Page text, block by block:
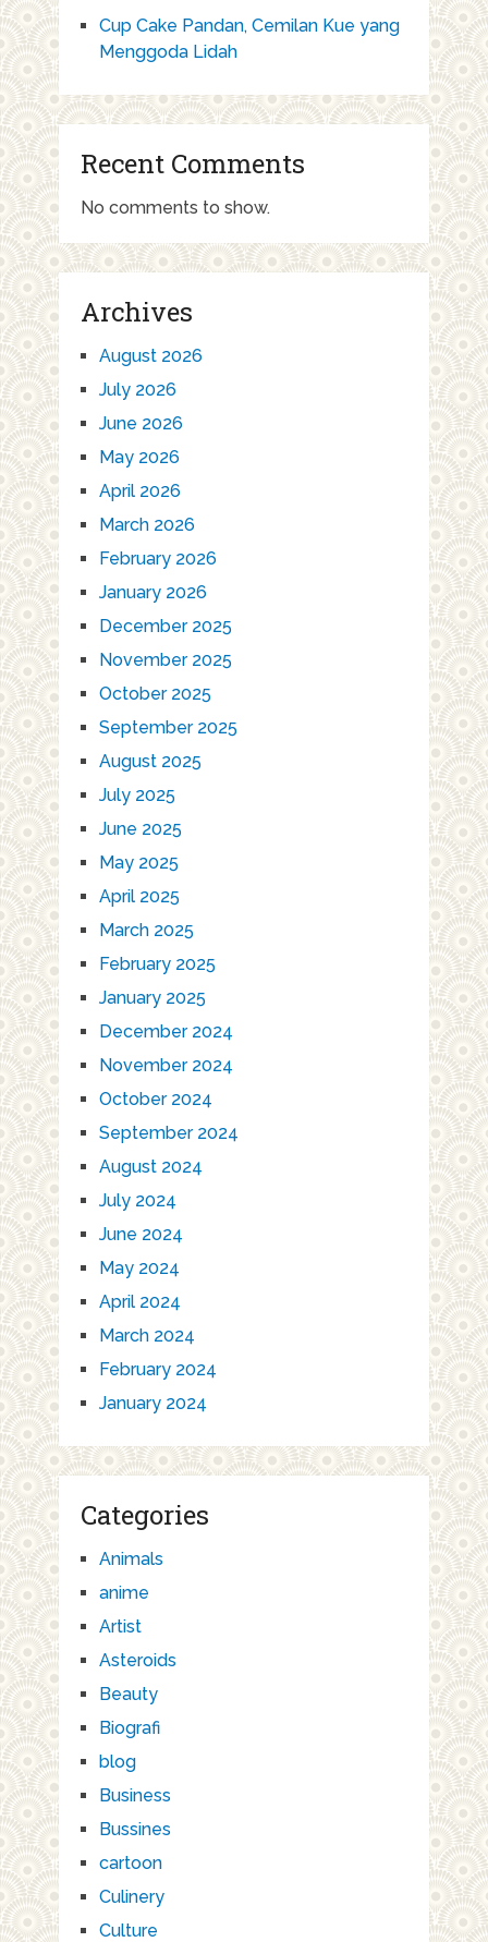
Cup Cake Pandan, Cemilan Kue yang
Menggoda Lidah
Recent Comments
No comments to show.
Archives
August 2026
July 2026
June 2026
May 2026
April 2026
March 2026
February 2026
January 2026
December 2025
November 2025
October 2025
September 2025
August 2025
July 2025
June 2025
May 2025
April 2025
March 2025
February 2025
January 2025
December 2024
November 2024
October 2024
September 2024
August 2024
July 2024
June 2024
May 2024
April 2024
March 2024
February 2024
January 2024
Categories
Animals
anime
Artist
Asteroids
Beauty
Biografi
blog
Business
Bussines
cartoon
Culinery
Culture